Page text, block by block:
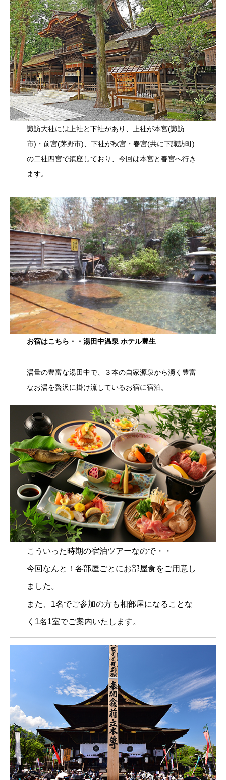
諏訪大社には上社と下社があり、上社が本宮(諏訪
市)・前宮(茅野市)、下社が秋宮・春宮(共に下諏訪町)
の二社四宮で鎮座しており、今回は本宮と春宮へ行き
ます。
お宿はこちら・・湯田中温泉 ホテル豊生
湯量の豊富な湯田中で、３本の自家源泉から湧く豊富
なお湯を贅沢に掛け流しているお宿に宿泊。
こういった時期の宿泊ツアーなので・・
今回なんと！各部屋ごとにお部屋食をご用意し
ました。
また、1名でご参加の方も相部屋になることな
く1名1室でご案内いたします。